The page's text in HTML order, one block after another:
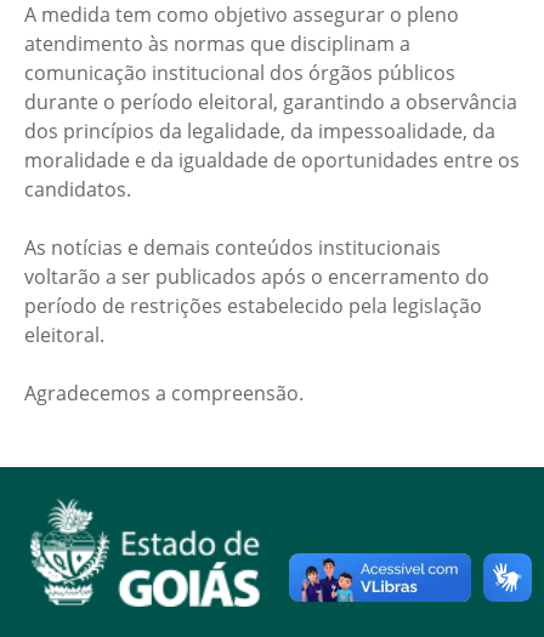
A medida tem como objetivo assegurar o pleno
atendimento às normas que disciplinam a
comunicação institucional dos órgãos públicos
durante o período eleitoral, garantindo a observância
dos princípios da legalidade, da impessoalidade, da
moralidade e da igualdade de oportunidades entre os
candidatos.
As notícias e demais conteúdos institucionais
voltarão a ser publicados após o encerramento do
período de restrições estabelecido pela legislação
eleitoral.
Agradecemos a compreensão.